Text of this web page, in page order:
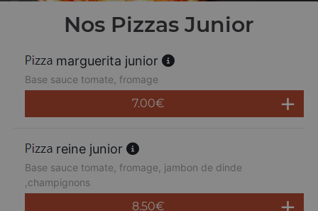
Nos Pizzas Junior
marguerita junior
Base sauce tomate, fromage
7.00€
reine junior
Base sauce tomate, fromage, jambon de dinde
,champignons
8.50€